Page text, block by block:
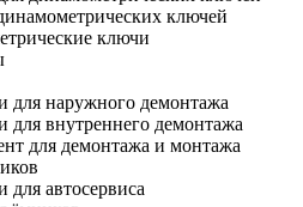
ключей
ключи
для наружного демонтажа
для внутреннего демонтажа
для демонтажа и монтажа
автосервиса